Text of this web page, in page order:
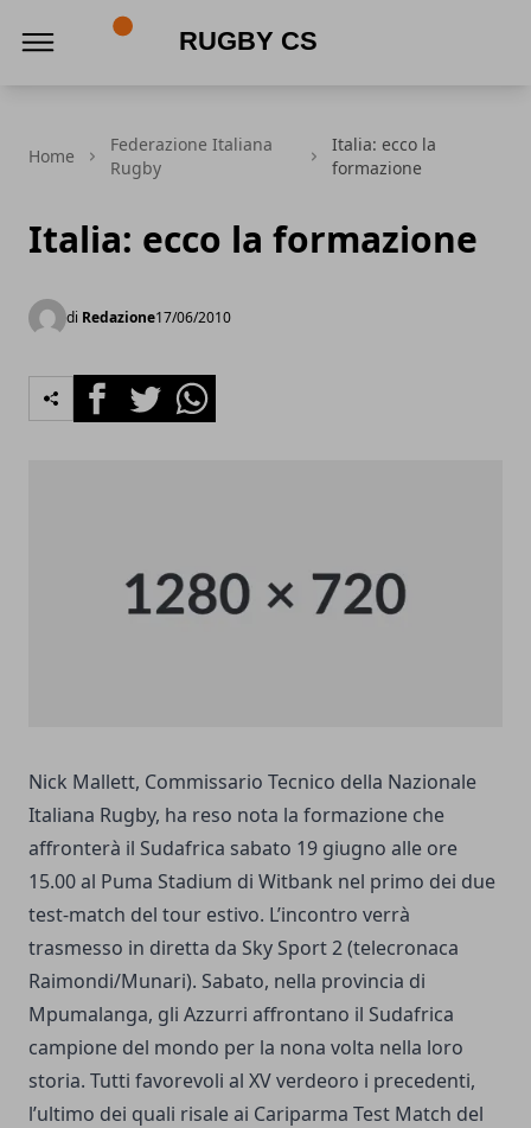
Home
Federazione Italiana
Rugby
Italia: ecco la
formazione
Italia: ecco la formazione
di Redazione17/06/2010
FacebookTwitterWhatsapp
Nick Mallett, Commissario Tecnico della Nazionale
Italiana Rugby, ha reso nota la formazione che
affronterà il Sudafrica sabato 19 giugno alle ore
15.00 al Puma Stadium di Witbank nel primo dei due
test-match del tour estivo. L’incontro verrà
trasmesso in diretta da Sky Sport 2 (telecronaca
Raimondi/Munari). Sabato, nella provincia di
Mpumalanga, gli Azzurri affrontano il Sudafrica
campione del mondo per la nona volta nella loro
storia. Tutti favorevoli al XV verdeoro i precedenti,
l’ultimo dei quali risale ai Cariparma Test Match del